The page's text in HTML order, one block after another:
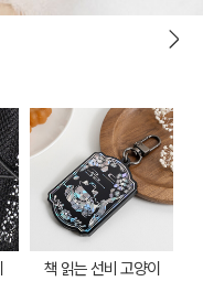
책 읽는 선비 고양이